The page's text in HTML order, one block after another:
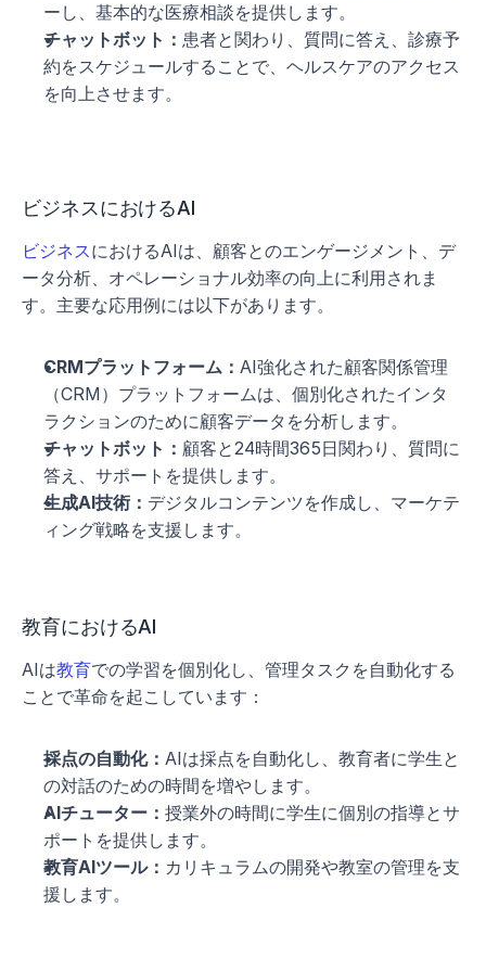
ーし、基本的な医療相談を提供します。
チャットボット： 患者と関わり、質問に答え、診療予
約をスケジュールすることで、ヘルスケアのアクセス
を向上させます。
ビジネスにおけるAI
ビジネスにおけるAIは、顧客とのエンゲージメント、デ
ータ分析、オペレーショナル効率の向上に利用されま
す。主要な応用例には以下があります。
CRMプラットフォーム： AI強化された顧客関係管理
（CRM）プラットフォームは、個別化されたインタ
ラクションのために顧客データを分析します。
チャットボット： 顧客と24時間365日関わり、質問に
答え、サポートを提供します。
生成AI技術： デジタルコンテンツを作成し、マーケテ
ィング戦略を支援します。
教育におけるAI
AIは教育での学習を個別化し、管理タスクを自動化する
ことで革命を起こしています：
採点の自動化： AIは採点を自動化し、教育者に学生と
の対話のための時間を増やします。
AIチューター： 授業外の時間に学生に個別の指導とサ
ポートを提供します。
教育AIツール： カリキュラムの開発や教室の管理を支
援します。